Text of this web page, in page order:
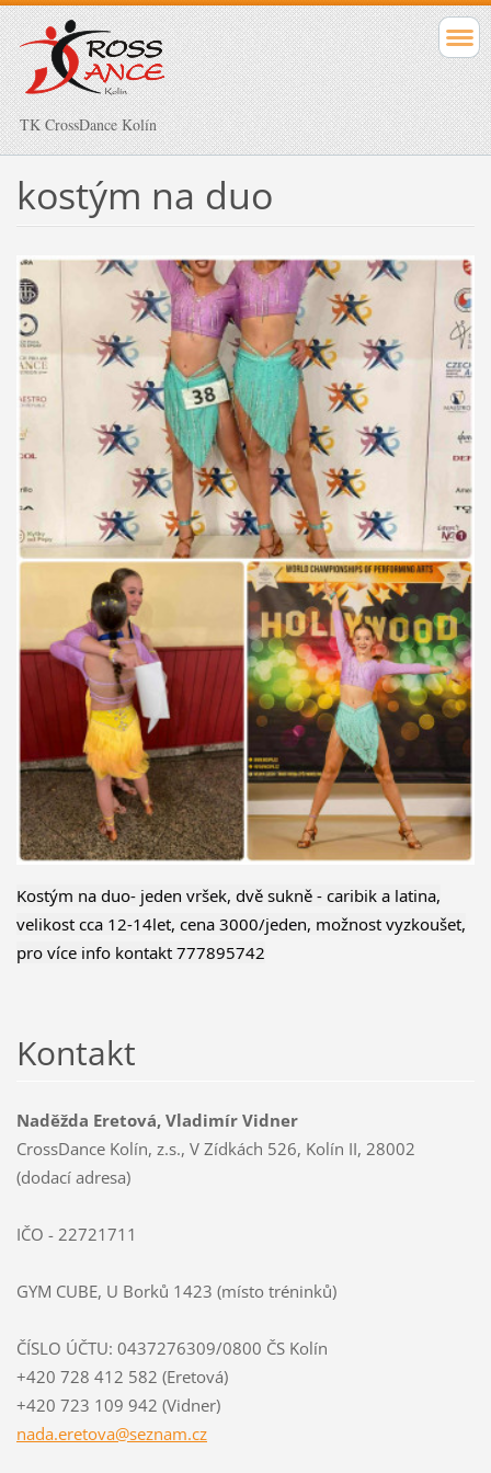
TK CrossDance Kolín
kostým na duo
Kostým na duo- jeden vršek, dvě sukně - caribik a latina,
velikost cca 12-14let, cena 3000/jeden, možnost vyzkoušet,
pro více info kontakt 777895742
Kontakt
Naděžda Eretová, Vladimír Vidner
CrossDance Kolín, z.s., V Zídkách 526, Kolín II, 28002
(dodací adresa)
IČO - 22721711
GYM CUBE, U Borků 1423 (místo tréninků)
ČÍSLO ÚČTU: 0437276309/0800 ČS Kolín
+420 728 412 582 (Eretová)
+420 723 109 942 (Vidner)
nada.eretova@seznam.cz